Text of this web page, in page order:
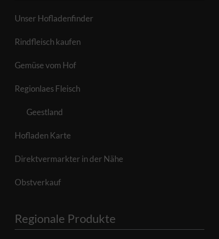
Unser Hofladenfinder
Rindfleisch kaufen
Gemüse vom Hof
Regionlaes Fleisch
Geestland
Hofladen Karte
Direktvermarkter in der Nähe
Obstverkauf
Regionale Produkte